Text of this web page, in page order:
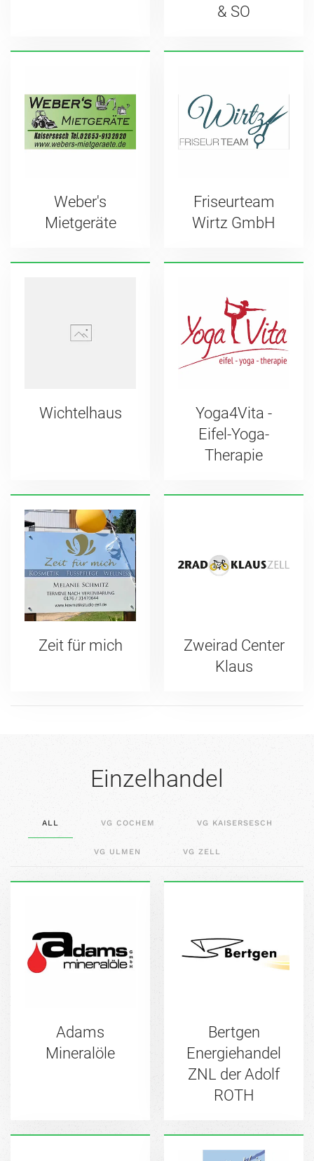
& SO
Weber's
Mietgeräte
Friseurteam
Wirtz GmbH
Wichtelhaus
Yoga4Vita -
Eifel-Yoga-
Therapie
Zeit für mich
Zweirad Center
Klaus
Einzelhandel
ALL VG COCHEM VG KAISERSESCH
VG ULMEN VG ZELL
Adams
Mineralöle
Bertgen
Energiehandel
ZNL der Adolf
ROTH